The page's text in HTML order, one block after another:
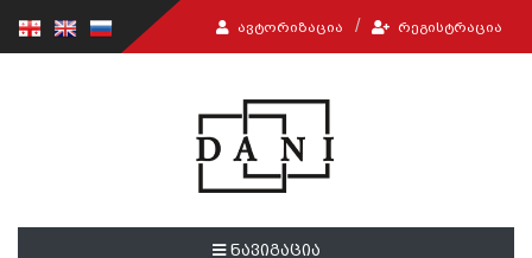
ᲐᲕᲢᲝᲠᲘᲖᲐᲪᲘᲐ ᲠᲔᲒᲘᲡᲢᲠᲐᲪᲘᲐ
ნავიგაცია